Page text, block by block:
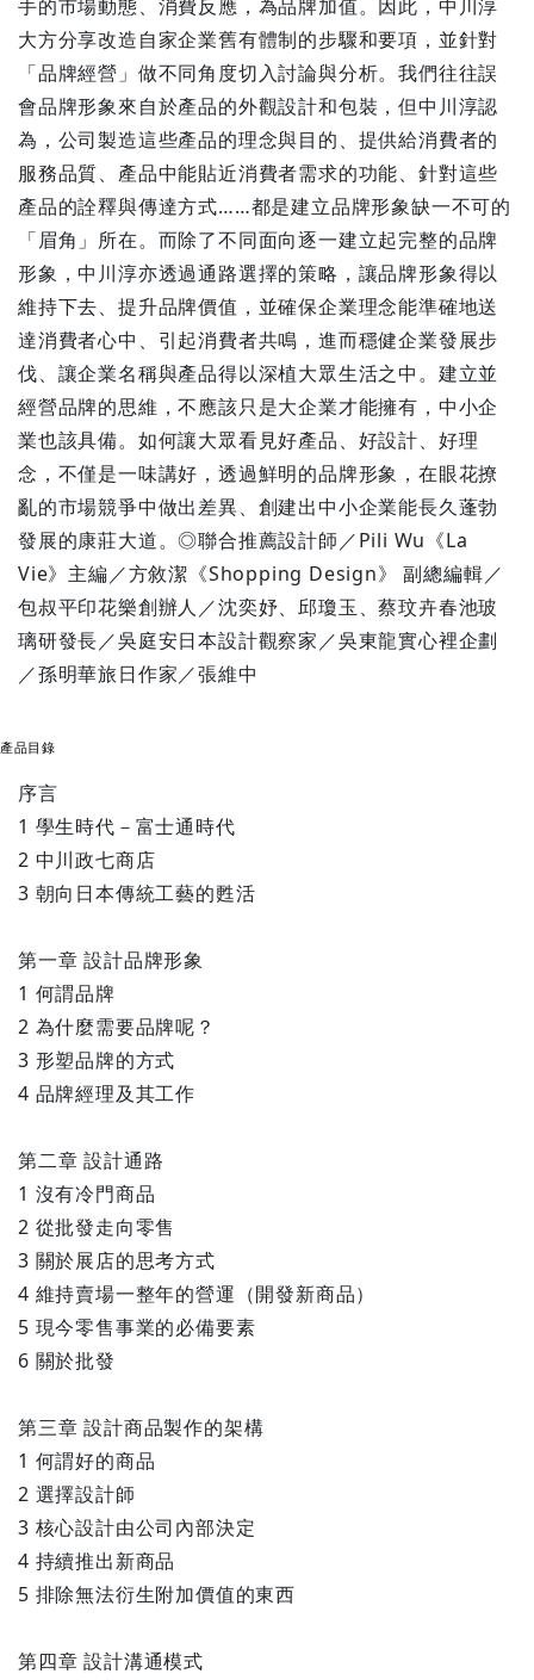
手的市場動態、消費反應，為品牌加值。因此，中川淳
大方分享改造自家企業舊有體制的步驟和要項，並針對
「品牌經營」做不同角度切入討論與分析。我們往往誤
會品牌形象來自於產品的外觀設計和包裝，但中川淳認
為，公司製造這些產品的理念與目的、提供給消費者的
服務品質、產品中能貼近消費者需求的功能、針對這些
產品的詮釋與傳達方式……都是建立品牌形象缺一不可的
「眉角」所在。而除了不同面向逐一建立起完整的品牌
形象，中川淳亦透過通路選擇的策略，讓品牌形象得以
維持下去、提升品牌價值，並確保企業理念能準確地送
達消費者心中、引起消費者共鳴，進而穩健企業發展步
伐、讓企業名稱與產品得以深植大眾生活之中。建立並
經營品牌的思維，不應該只是大企業才能擁有，中小企
業也該具備。如何讓大眾看見好產品、好設計、好理
念，不僅是一味講好，透過鮮明的品牌形象，在眼花撩
亂的市場競爭中做出差異、創建出中小企業能長久蓬勃
發展的康莊大道。◎聯合推薦設計師／Pili Wu《La
Vie》主編／方敘潔《Shopping Design》 副總編輯／
包叔平印花樂創辦人／沈奕妤、邱瓊玉、蔡玟卉春池玻
璃研發長／吳庭安日本設計觀察家／吳東龍實心裡企劃
／孫明華旅日作家／張維中
產品目錄
序言
1 學生時代－富士通時代
2 中川政七商店
3 朝向日本傳統工藝的甦活
第一章 設計品牌形象
1 何謂品牌
2 為什麼需要品牌呢？
3 形塑品牌的方式
4 品牌經理及其工作
第二章 設計通路
1 沒有冷門商品
2 從批發走向零售
3 關於展店的思考方式
4 維持賣場一整年的營運（開發新商品）
5 現今零售事業的必備要素
6 關於批發
第三章 設計商品製作的架構
1 何謂好的商品
2 選擇設計師
3 核心設計由公司內部決定
4 持續推出新商品
5 排除無法衍生附加價值的東西
第四章 設計溝通模式